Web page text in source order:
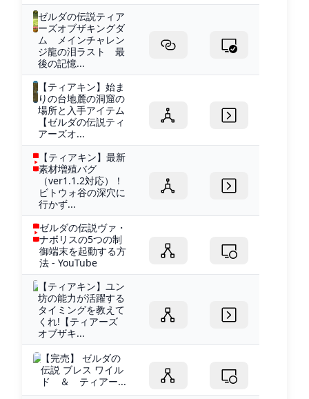
ゼルダの伝説ティア
ーズオブザキングダ
ム メインチャレン
ジ龍の泪ラスト 最
後の記憶...
【ティアキン】始ま
りの台地麓の洞窟の
場所と入手アイテム
【ゼルダの伝説ティ
アーズオ...
【ティアキン】最新
素材増殖バグ
（ver1.1.2対応）！
ビトウォ谷の深穴に
行かず...
ゼルダの伝説ヴァ・
ナボリスの5つの制
御端末を起動する方
法 - YouTube
【ティアキン】ユン
坊の能力が活躍する
タイミングを教えて
くれ!【ティアーズ
オブザキ...
【完売】 ゼルダの
伝説 ブレス ワイル
ド ＆ ティアー...